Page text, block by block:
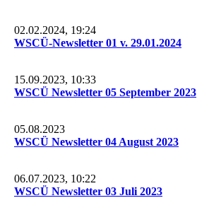
02.02.2024, 19:24
WSCÜ-Newsletter 01 v. 29.01.2024
15.09.2023, 10:33
WSCÜ Newsletter 05 September 2023
05.08.2023
WSCÜ Newsletter 04 August 2023
06.07.2023, 10:22
WSCÜ Newsletter 03 Juli 2023